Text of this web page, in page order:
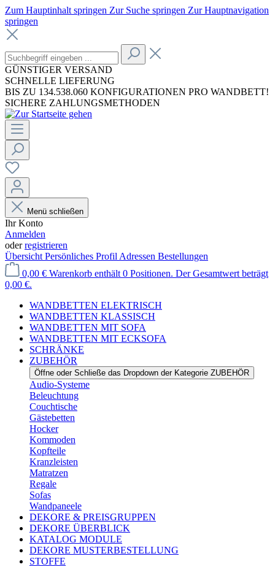
Zum Hauptinhalt springen Zur Suche springen Zur Hauptnavigation
springen
GÜNSTIGER VERSAND
SCHNELLE LIEFERUNG
BIS ZU 134.538.060 KONFIGURATIONEN PRO WANDBETT!
SICHERE ZAHLUNGSMETHODEN
Menü schließen
Ihr Konto
Anmelden
oderregistrieren
Übersicht Persönliches Profil Adressen Bestellungen
0,00 € Warenkorb enthält 0 Positionen. Der Gesamtwert beträgt
0,00 €.
WANDBETTEN ELEKTRISCH
WANDBETTEN KLASSISCH
WANDBETTEN MIT SOFA
WANDBETTEN MIT ECKSOFA
SCHRÄNKE
ZUBEHÖR
Öffne oder Schließe das Dropdown der Kategorie ZUBEHÖR
Audio-Systeme
Beleuchtung
Couchtische
Gästebetten
Hocker
Kommoden
Kopfteile
Kranzleisten
Matratzen
Regale
Sofas
Wandpaneele
DEKORE & PREISGRUPPEN
DEKORE ÜBERBLICK
KATALOG MODULE
DEKORE MUSTERBESTELLUNG
STOFFE